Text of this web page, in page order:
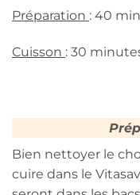
Préparation : 40
Cuisson : 30
Bien nettoyer le
cuire dans le